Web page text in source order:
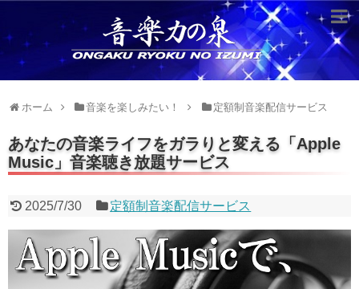
ホーム 音楽を楽しみたい！ 定額制音楽配信サービス
あなたの音楽ライフをガラりと変える「Apple
Music」音楽聴き放題サービス
2025/7/30 定額制音楽配信サービス
超役立つ知識／雑学
knowledge
作曲技術
世界一わかりやすい音楽理論
名作を分析する
打ち込みテクニックを極める